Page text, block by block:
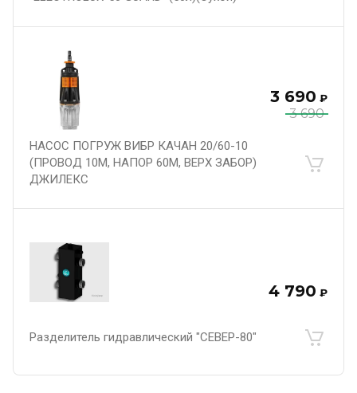
3 690
3 690 ₽
НАСОС ПОГРУЖ ВИБР КАЧАН 20/60-10
(ПРОВОД 10М, НАПОР 60М, ВЕРХ ЗАБОР)
ДЖИЛЕКС
4 790 ₽
Разделитель гидравлический "СЕВЕР-80"